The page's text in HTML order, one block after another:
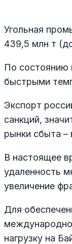
Угольная
439,5 млн т
По состоянию
быстрыми
Экспорт
санкций,
рынки сбыта –
В настоящее
удаленность
увеличение
Для
нагрузку на